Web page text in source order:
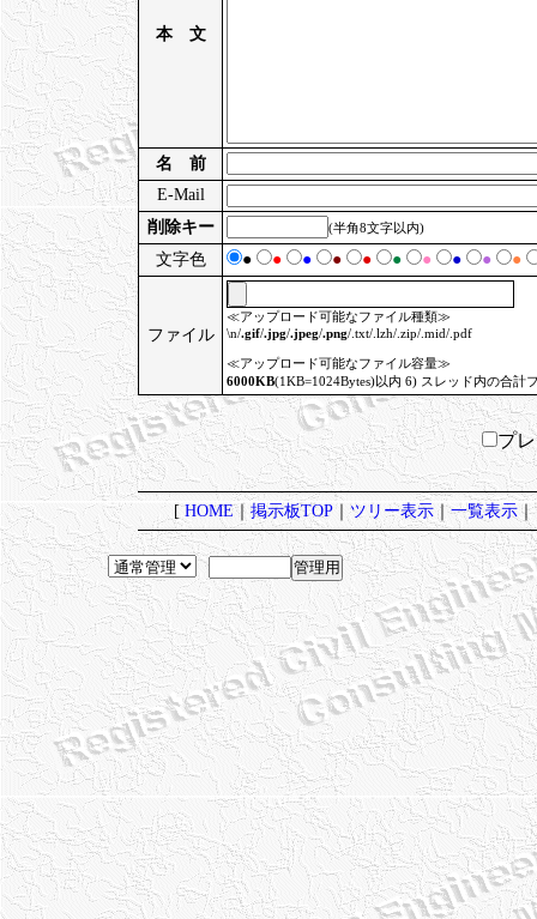
本 文
名 前
E-Mail
削除キー
(半角8文字以内)
文字色 ● ● ● ● ● ● ● ● ● ●
ファイル
≪アップロード可能なファイル種類≫
\n/.gif/.jpg/.jpeg/.png/.txt/.lzh/.zip/.mid/.pdf
≪アップロード可能なファイル容量≫
6000KB(1KB=1024Bytes)以内 6) スレッド内の合計
プ
[HOME｜ 掲示板TOP｜ツリー表示｜一覧表示｜